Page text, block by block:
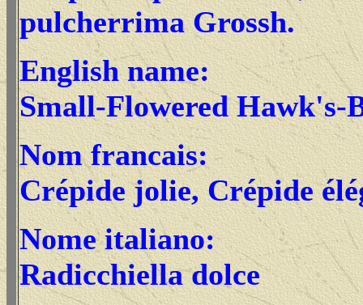
pulcherrima Grossh.
English name:
Small-Flowered Hawk's-
Nom francais:
Crépide jolie, Crépide
Nome italiano:
Radicchiella dolce